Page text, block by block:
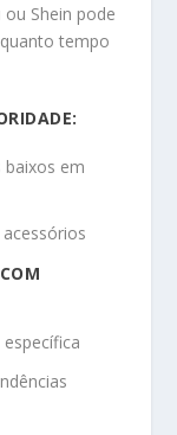
Shein pode
tempo
em